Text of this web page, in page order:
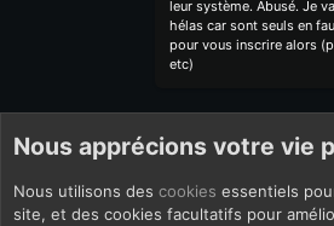
leur système. Abusé. Je
hélas car sont seuls en
pour vous inscrire alors
etc)
Nous apprécions votre vie
Nous utilisons des cookies essentiels
site, et des cookies facultatifs pour